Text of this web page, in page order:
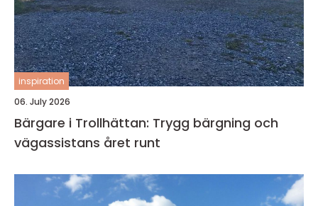
inspiration
06. July 2026
Bärgare i Trollhättan: Trygg bärgning och
vägassistans året runt